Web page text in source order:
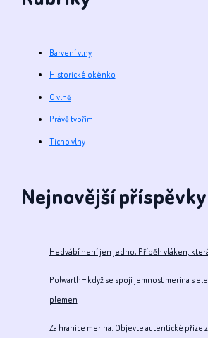
Barvení vlny
Historické okénko
O vlně
Právě tvořím
Ticho vlny
Nejnovější příspěvky
Hedvábí není jen jedno. Příběh vláken,
Polwarth – když se spojí jemnost merina s
plemen
Za hranice merina. Objevte autentické příze